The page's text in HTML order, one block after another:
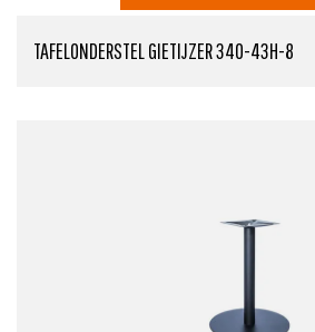
TAFELONDERSTEL GIETIJZER 340-43H-8